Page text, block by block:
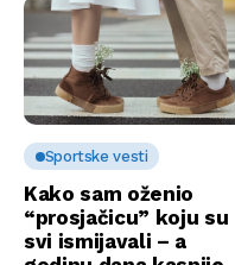
Sportske vesti
Kako sam oženio
“prosjačicu” koju su
svi ismijavali – a